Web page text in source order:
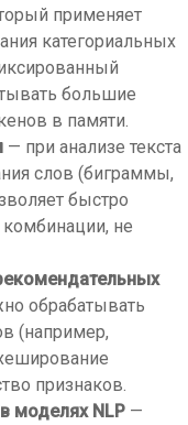
применяет
категориальных
большие
в памяти.
— при анализе текста
слов (биграммы,
быстро
комбинации, не
обрабатывать
(например,
признаков.
моделях NLP —